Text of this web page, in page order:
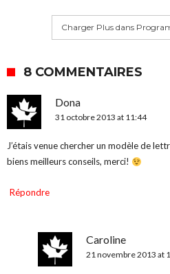
Charger Plus dans
8 COMMENTAIRES
Dona
31 octobre 2013 at 11:44
J’étais venue chercher un modèle de
biens meilleurs conseils, merci!
Répondre
Caroline
21 novembre 2013 at